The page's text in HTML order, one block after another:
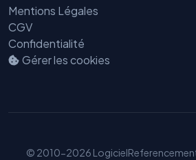
Mentions Légales
CGV
Confidentialité
Gérer les cookies
© 2010-2026